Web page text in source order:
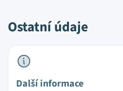
Ostatní údaje
Další informace